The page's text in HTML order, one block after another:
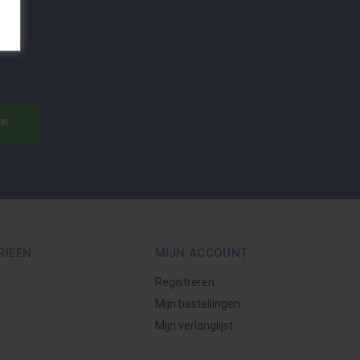
MIJN ACCOUNT
Registreren
Mijn bestellingen
Mijn verlanglijst